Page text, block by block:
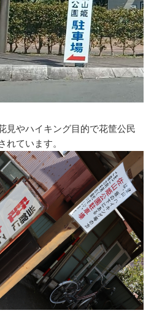
見やハイキング目的で花筐公民
れています。